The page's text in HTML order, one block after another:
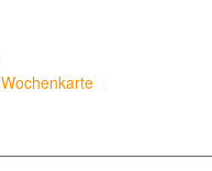
Wochenkarte